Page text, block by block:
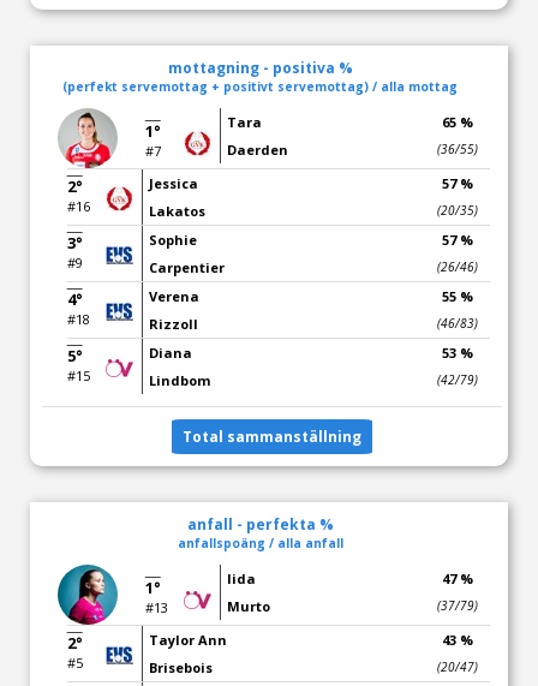
mottagning - positiva %
(perfekt servemottag + positivt servemottag) / alla mottag
1°
#7
Tara
Daerden
65 %
(36/55)
2°
#16
Jessica
Lakatos
57 %
(20/35)
3°
#9
Sophie
Carpentier
57 %
(26/46)
4°
#18
Verena
Rizzoll
55 %
(46/83)
5°
#15
Diana
Lindbom
53 %
(42/79)
Total sammanställning
anfall - perfekta %
anfallspoäng / alla anfall
1°
#13
Iida
Murto
47 %
(37/79)
2°
#5
Taylor Ann
Brisebois
43 %
(20/47)